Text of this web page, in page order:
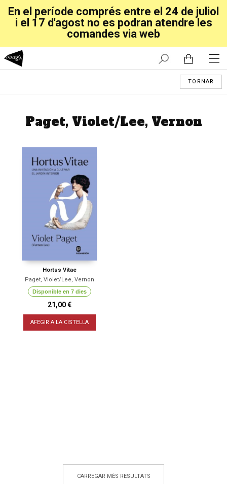
En el període comprés entre el 24 de juliol
i el 17 d'agost no es podran atendre les
comandes via web
TORNAR
Paget, Violet/Lee, Vernon
Hortus Vitae
Paget, Violet/Lee, Vernon
Disponible en 7 dies
21,00 €
AFEGIR A LA CISTELLA
CARREGAR MÉS RESULTATS